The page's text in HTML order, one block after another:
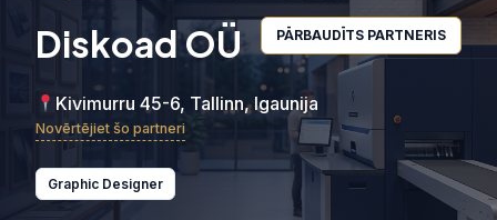
Diskoad OÜ PĀRBAUDĪTS PARTNERIS
Kivimurru 45-6, Tallinn, Igaunija
Novērtējiet šo partneri
Graphic Designer